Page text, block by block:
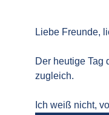
Liebe Freunde,
Der heutige Tag
zugleich.
Ich weiß nicht,